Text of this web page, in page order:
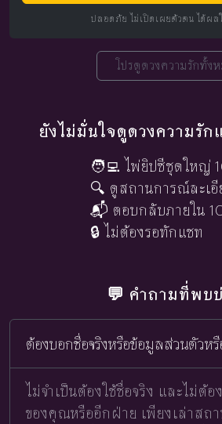
ปลอดภัย ไม่เปิดเผยตัวตน ได้ผล
โปรดูดวงความรักทั้ง
ยังไม่มั่นใจดูดวงความรัก
🧑‍💻 ไพ่ยิปซีชุดใหญ่
🔍 ดูสถานการณ์ละเ
📬 ตอบกลับภายใน
🔒 ไม่ต้องรอทักแชท
💬 คำถามที่พบ
ต้องบอกชื่อจริงหรือข้อมูลส่วนตัวหรื
ไม่จำเป็นต้องใช้ชื่อจริง และไม่ต้
ของคุณหรืออีกฝ่าย เพียงเล่าสถ